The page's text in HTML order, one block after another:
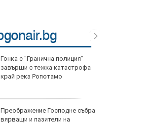
Гонка с "Гранична полиция"
завърши с тежка катастрофа
край река Ропотамо
Преображение Господне събра
вярващи и пазители на